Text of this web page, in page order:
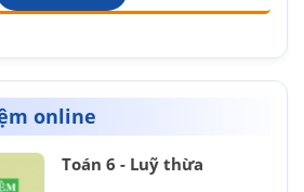
online
Toán 6 - Luỹ thừa